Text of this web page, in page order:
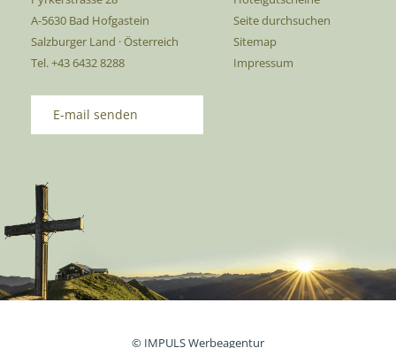
A-5630 Bad Hofgastein
Salzburger Land · Österreich
Tel. +43 6432 8288
E-mail senden
Seite durchsuchen
Sitemap
Impressum
© IMPULS Werbeagentur